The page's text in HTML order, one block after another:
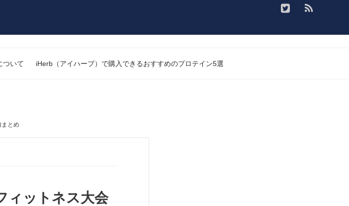
ついて iHerb（アイハーブ）で購入できるおすすめのプロテイン5選
とめ
ィットネス大会